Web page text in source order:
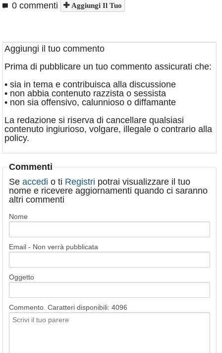
0 commenti Aggiungi Il Tuo
Aggiungi il tuo commento
Prima di pubblicare un tuo commento assicurati che:
• sia in tema e contribuisca alla discussione
• non abbia contenuto razzista o sessista
• non sia offensivo, calunnioso o diffamante
La redazione si riserva di cancellare qualsiasi
contenuto ingiurioso, volgare, illegale o contrario alla
policy.
Commenti
Se accedi o ti Registri potrai visualizzare il tuo
nome e ricevere aggiornamenti quando ci saranno
altri commenti
Nome
Email - Non verrà pubblicata
Oggetto
Commento. Caratteri disponibili: 4096